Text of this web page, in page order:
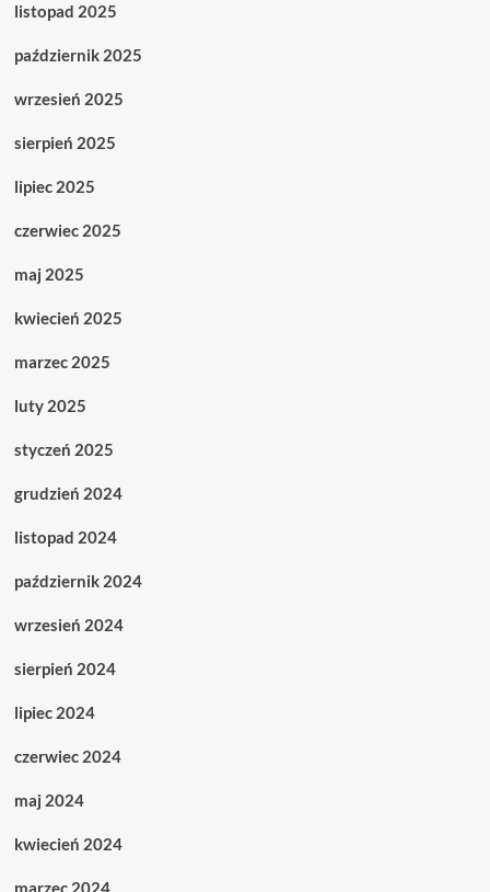
listopad 2025
październik 2025
wrzesień 2025
sierpień 2025
lipiec 2025
czerwiec 2025
maj 2025
kwiecień 2025
marzec 2025
luty 2025
styczeń 2025
grudzień 2024
listopad 2024
październik 2024
wrzesień 2024
sierpień 2024
lipiec 2024
czerwiec 2024
maj 2024
kwiecień 2024